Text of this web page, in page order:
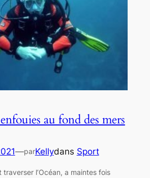
au fond des mers
—parKellydans Sport
traverser l’Océan, a maintes fois